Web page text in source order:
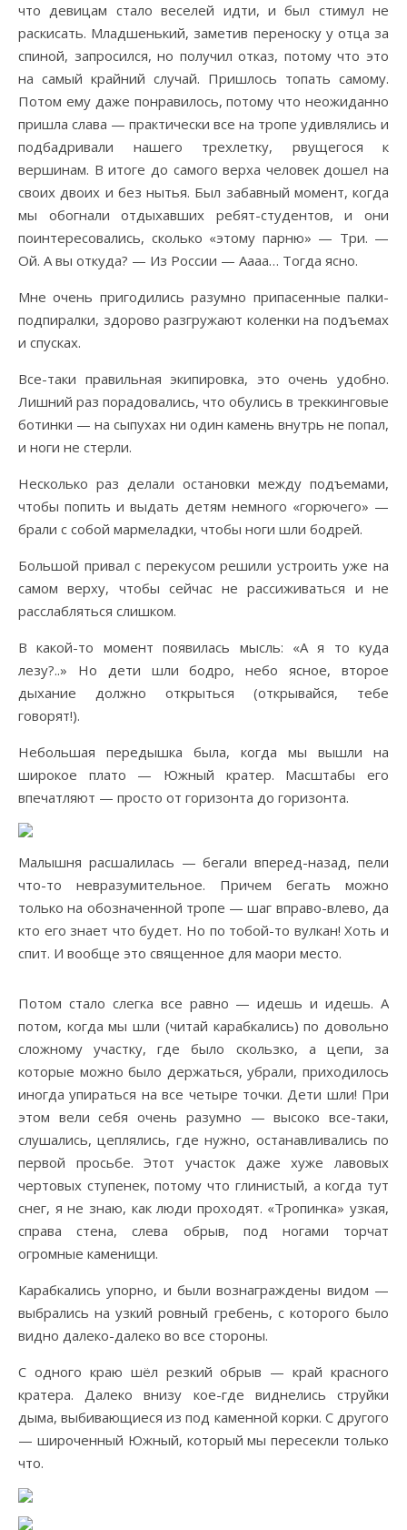
что девицам стало веселей идти, и был стимул не
раскисать. Младшенький, заметив переноску у отца за
спиной, запросился, но получил отказ, потому что это
на самый крайний случай. Пришлось топать самому.
Потом ему даже понравилось, потому что неожиданно
пришла слава — практически все на тропе удивлялись и
подбадривали нашего трехлетку, рвущегося к
вершинам. В итоге до самого верха человек дошел на
своих двоих и без нытья. Был забавный момент, когда
мы обогнали отдыхавших ребят-студентов, и они
поинтересовались, сколько «этому парню» — Три. —
Ой. А вы откуда? — Из России — Аааа… Тогда ясно.
Мне очень пригодились разумно припасенные палки-
подпиралки, здорово разгружают коленки на подъемах
и спусках.
Все-таки правильная экипировка, это очень удобно.
Лишний раз порадовались, что обулись в треккинговые
ботинки — на сыпухах ни один камень внутрь не попал,
и ноги не стерли.
Несколько раз делали остановки между подъемами,
чтобы попить и выдать детям немного «горючего» —
брали с собой мармеладки, чтобы ноги шли бодрей.
Большой привал с перекусом решили устроить уже на
самом верху, чтобы сейчас не рассиживаться и не
расслабляться слишком.
В какой-то момент появилась мысль: «А я то куда
лезу?..» Но дети шли бодро, небо ясное, второе
дыхание должно открыться (открывайся, тебе
говорят!).
Небольшая передышка была, когда мы вышли на
широкое плато — Южный кратер. Масштабы его
впечатляют — просто от горизонта до горизонта.
Малышня расшалилась — бегали вперед-назад, пели
что-то невразумительное. Причем бегать можно
только на обозначенной тропе — шаг вправо-влево, да
кто его знает что будет. Но по тобой-то вулкан! Хоть и
спит. И вообще это священное для маори место.
Потом стало слегка все равно — идешь и идешь. А
потом, когда мы шли (читай карабкались) по довольно
сложному участку, где было скользко, а цепи, за
которые можно было держаться, убрали, приходилось
иногда упираться на все четыре точки. Дети шли! При
этом вели себя очень разумно — высоко все-таки,
слушались, цеплялись, где нужно, останавливались по
первой просьбе. Этот участок даже хуже лавовых
чертовых ступенек, потому что глинистый, а когда тут
снег, я не знаю, как люди проходят. «Тропинка» узкая,
справа стена, слева обрыв, под ногами торчат
огромные каменищи.
Карабкались упорно, и были вознаграждены видом —
выбрались на узкий ровный гребень, с которого было
видно далеко-далеко во все стороны.
С одного краю шёл резкий обрыв — край красного
кратера. Далеко внизу кое-где виднелись струйки
дыма, выбивающиеся из под каменной корки. С другого
— широченный Южный, который мы пересекли только
что.